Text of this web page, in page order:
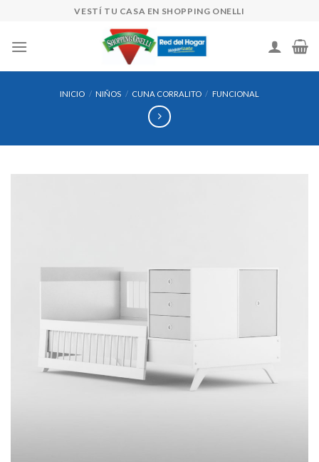
content
VESTÍ TU CASA EN SHOPPING ONELLI
INICIO / NIÑOS / CUNA CORRALITO / FUNCIONAL